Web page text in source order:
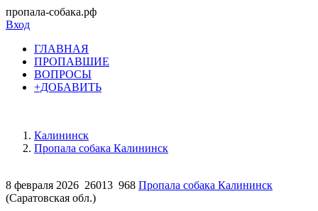
пропала-собака.рф
Вход
ГЛАВНАЯ
ПРОПАВШИЕ
ВОПРОСЫ
+ДОБАВИТЬ
Калининск
Пропала собака Калининск
8 февраля 2026 26013 968 Пропала собака Калининск
(Саратовская обл.)